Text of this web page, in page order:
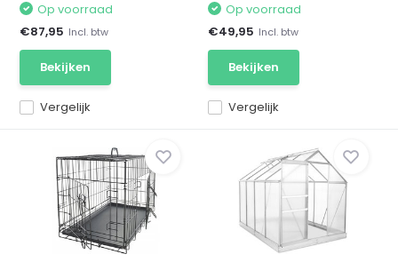
Vergelijk
Op voorraad
€87,95 Incl. btw
Bekijken
Vergelijk
Op voorraad
€49,95 Incl. btw
Bekijken